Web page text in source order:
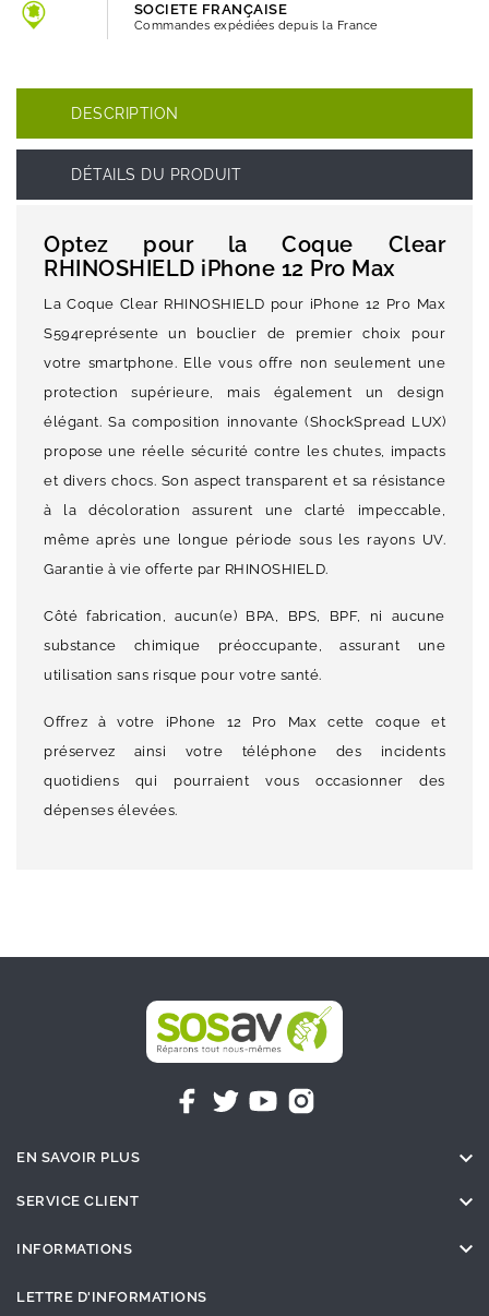
SOCIETE FRANÇAISE
Commandes expédiées depuis la France
DESCRIPTION
DÉTAILS DU PRODUIT
Optez pour la Coque Clear
RHINOSHIELD iPhone 12 Pro Max
La Coque Clear RHINOSHIELD pour iPhone 12 Pro Max
S594représente un bouclier de premier choix pour
votre smartphone. Elle vous offre non seulement une
protection supérieure, mais également un design
élégant. Sa composition innovante (ShockSpread LUX)
propose une réelle sécurité contre les chutes, impacts
et divers chocs. Son aspect transparent et sa résistance
à la décoloration assurent une clarté impeccable,
même après une longue période sous les rayons UV.
Garantie à vie offerte par RHINOSHIELD.
Côté fabrication, aucun(e) BPA, BPS, BPF, ni aucune
substance chimique préoccupante, assurant une
utilisation sans risque pour votre santé.
Offrez à votre iPhone 12 Pro Max cette coque et
préservez ainsi votre téléphone des incidents
quotidiens qui pourraient vous occasionner des
dépenses élevées.
EN SAVOIR PLUS 
SERVICE CLIENT 
INFORMATIONS 
LETTRE D'INFORMATIONS